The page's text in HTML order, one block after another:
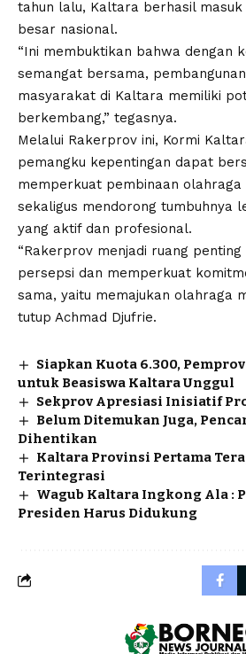
tahun lalu, Kaltara berhasil masuk
besar nasional.
“Ini membuktikan bahwa dengan
semangat bersama,
masyarakat di Kaltara memiliki
berkembang,” tegasnya.
Melalui Rakerprov ini, Kormi
pemangku kepentingan dapat
memperkuat pembinaan olahraga
sekaligus mendorong tumbuhnya
yang aktif dan profesional.
“Rakerprov menjadi ruang
persepsi dan memperkuat
sama, yaitu memajukan olahraga
tutup Achmad Djufrie.
Siapkan Kuota 6.300,
untuk Beasiswa Kaltara Unggul
Sekprov Apresiasi Inisiatif
Belum Ditemukan Juga,
Dihentikan
Kaltara Provinsi Pertama
Terintegrasi
Wagub Kaltara Ingkong Ala :
Presiden Harus Didukung